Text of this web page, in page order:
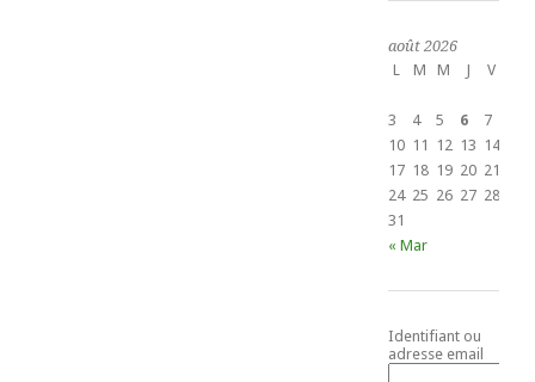
août 2026
L
M M J V
3
4 5 6 7
10 11 12 13 14
17 18 19 20 21
24 25 26 27 28
31
« Mar
Identifiant ou
adresse email